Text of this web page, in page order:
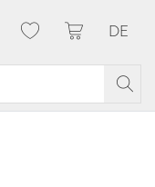
Meine Bestellungen
DE